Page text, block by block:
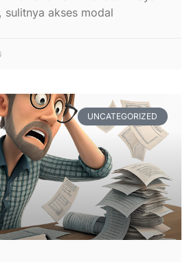
akses modal
UNCATEGORIZED